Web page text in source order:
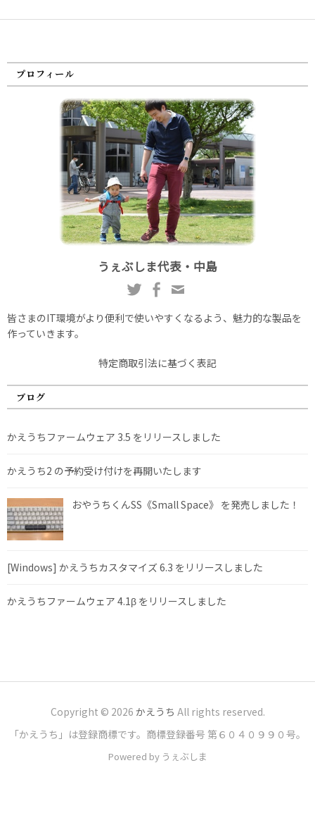
プロフィール
うぇぶしま代表・中島
皆さまのIT環境がより便利で使いやすくなるよう、魅力的な製品を
作っていきます。
特定商取引法に基づく表記
ブログ
かえうちファームウェア 3.5 をリリースしました
かえうち2 の予約受け付けを再開いたします
おやうちくんSS《Small Space》 を発売しました！
[Windows] かえうちカスタマイズ 6.3 をリリースしました
かえうちファームウェア 4.1β をリリースしました
Copyright © 2026 かえうち All rights reserved.
「かえうち」は登録商標です。商標登録番号 第６０４０９９０号。
Powered by うぇぶしま